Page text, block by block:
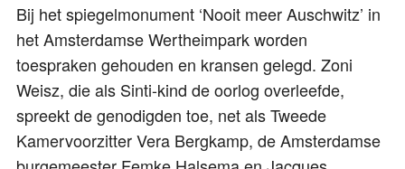
Bij het spiegelmonument ‘Nooit meer Auschwitz’ in
het Amsterdamse Wertheimpark worden
toespraken gehouden en kransen gelegd. Zoni
Weisz, die als Sinti-kind de oorlog overleefde,
spreekt de genodigden toe, net als Tweede
Kamervoorzitter Vera Bergkamp, de Amsterdamse